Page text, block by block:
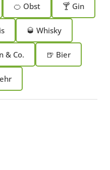
🍊 Obst 🍸 Gin
🥃 Whisky
& Co. 🍺 Bier